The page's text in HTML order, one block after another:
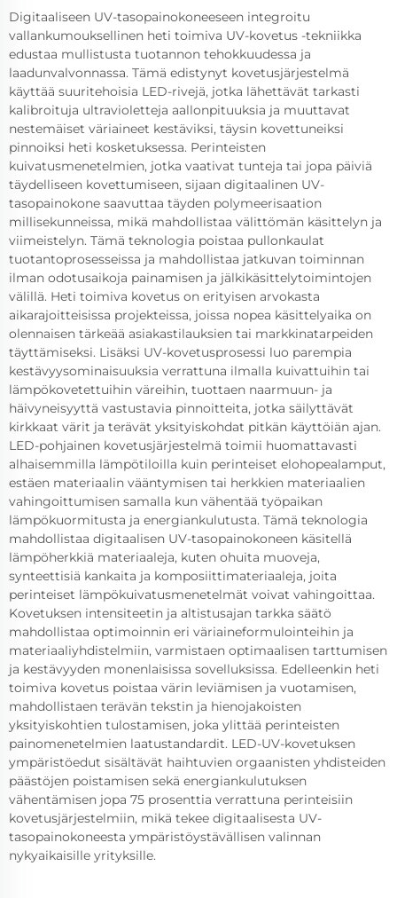
Digitaaliseen UV-tasopainokoneeseen integroitu
vallankumouksellinen heti toimiva UV-kovetus -tekniikka
edustaa mullistusta tuotannon tehokkuudessa ja
laadunvalvonnassa. Tämä edistynyt kovetusjärjestelmä
käyttää suuritehoisia LED-rivejä, jotka lähettävät tarkasti
kalibroituja ultravioletteja aallonpituuksia ja muuttavat
nestemäiset väriaineet kestäviksi, täysin kovettuneiksi
pinnoiksi heti kosketuksessa. Perinteisten
kuivatusmenetelmien, jotka vaativat tunteja tai jopa päiviä
täydelliseen kovettumiseen, sijaan digitaalinen UV-
tasopainokone saavuttaa täyden polymeerisaation
millisekunneissa, mikä mahdollistaa välittömän käsittelyn ja
viimeistelyn. Tämä teknologia poistaa pullonkaulat
tuotantoprosesseissa ja mahdollistaa jatkuvan toiminnan
ilman odotusaikoja painamisen ja jälkikäsittelytoimintojen
välillä. Heti toimiva kovetus on erityisen arvokasta
aikarajoitteisissa projekteissa, joissa nopea käsittelyaika on
olennaisen tärkeää asiakastilauksien tai markkinatarpeiden
täyttämiseksi. Lisäksi UV-kovetusprosessi luo parempia
kestävyysominaisuuksia verrattuna ilmalla kuivattuihin tai
lämpökovetettuihin väreihin, tuottaen naarmuun- ja
häivyneisyyttä vastustavia pinnoitteita, jotka säilyttävät
kirkkaat värit ja terävät yksityiskohdat pitkän käyttöiän ajan.
LED-pohjainen kovetusjärjestelmä toimii huomattavasti
alhaisemmilla lämpötiloilla kuin perinteiset elohopealamput,
estäen materiaalin vääntymisen tai herkkien materiaalien
vahingoittumisen samalla kun vähentää työpaikan
lämpökuormitusta ja energiankulutusta. Tämä teknologia
mahdollistaa digitaalisen UV-tasopainokoneen käsitellä
lämpöherkkiä materiaaleja, kuten ohuita muoveja,
synteettisiä kankaita ja komposiittimateriaaleja, joita
perinteiset lämpökuivatusmenetelmät voivat vahingoittaa.
Kovetuksen intensiteetin ja altistusajan tarkka säätö
mahdollistaa optimoinnin eri väriaineformulointeihin ja
materiaaliyhdistelmiin, varmistaen optimaalisen tarttumisen
ja kestävyyden monenlaisissa sovelluksissa. Edelleenkin heti
toimiva kovetus poistaa värin leviämisen ja vuotamisen,
mahdollistaen terävän tekstin ja hienojakoisten
yksityiskohtien tulostamisen, joka ylittää perinteisten
painomenetelmien laatustandardit. LED-UV-kovetuksen
ympäristöedut sisältävät haihtuvien orgaanisten yhdisteiden
päästöjen poistamisen sekä energiankulutuksen
vähentämisen jopa 75 prosenttia verrattuna perinteisiin
kovetusjärjestelmiin, mikä tekee digitaalisesta UV-
tasopainokoneesta ympäristöystävällisen valinnan
nykyaikaisille yrityksille.